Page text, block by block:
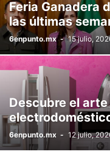
Feria Ganadera
las últimas
6enpunto.mx - 15 julio,
Descubre el
6enpunto.mx - 12 julio,